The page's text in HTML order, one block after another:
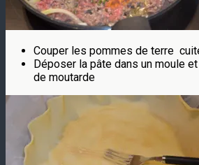
Couper les pommes de terre
Déposer la pâte dans un moule
de moutarde